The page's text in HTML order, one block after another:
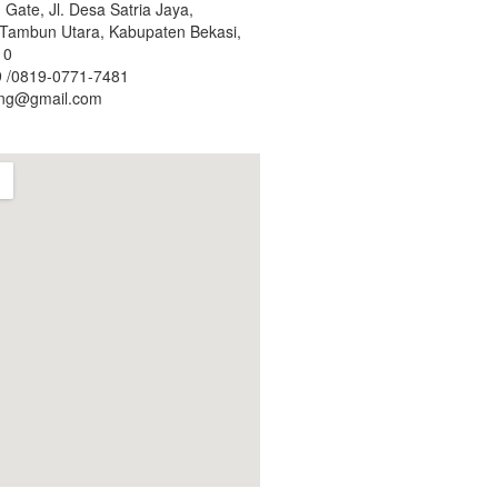
Jl. Desa Satria Jaya,
Utara, Kabupaten Bekasi,
0819-0771-7481